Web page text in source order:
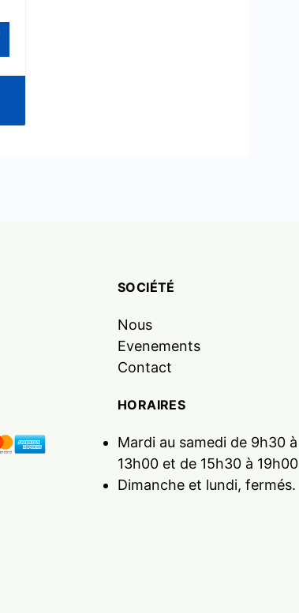
SOCIÉTÉ
Nous
Evenements
Contact
HORAIRES
Mardi au samedi de 9h30 à
13h00 et de 15h30 à 19h00
Dimanche et lundi, fermés.